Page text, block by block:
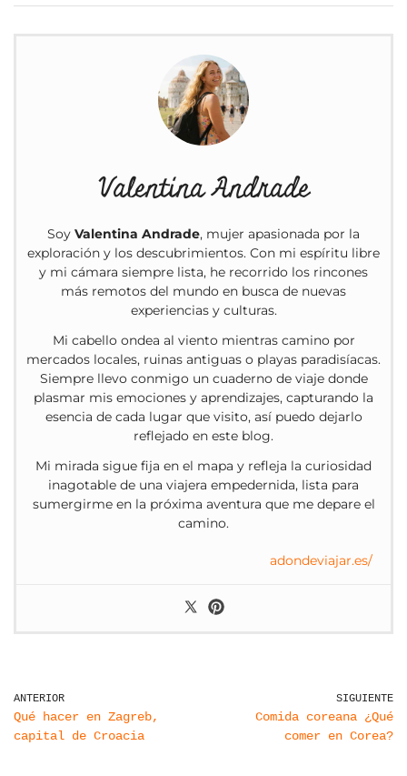
Valentina Andrade
Soy Valentina Andrade, mujer apasionada por la
exploración y los descubrimientos. Con mi espíritu libre
y mi cámara siempre lista, he recorrido los rincones
más remotos del mundo en busca de nuevas
experiencias y culturas.
Mi cabello ondea al viento mientras camino por
mercados locales, ruinas antiguas o playas paradisíacas.
Siempre llevo conmigo un cuaderno de viaje donde
plasmar mis emociones y aprendizajes, capturando la
esencia de cada lugar que visito, así puedo dejarlo
reflejado en este blog.
Mi mirada sigue fija en el mapa y refleja la curiosidad
inagotable de una viajera empedernida, lista para
sumergirme en la próxima aventura que me depare el
camino.
adondeviajar.es/
ANTERIOR
Qué hacer en Zagreb,
capital de Croacia
SIGUIENTE
Comida coreana ¿Qué
comer en Corea?